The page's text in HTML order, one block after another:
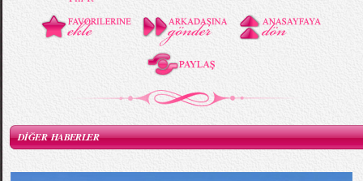
DİĞER HABERLER